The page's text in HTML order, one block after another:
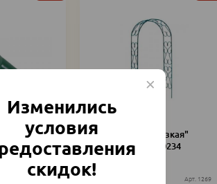
3-х
у/
Арка "Узорная узкая"
280*125*25 б/190234
2 106
1 895.40 1269
Изменились
условия
скидок!